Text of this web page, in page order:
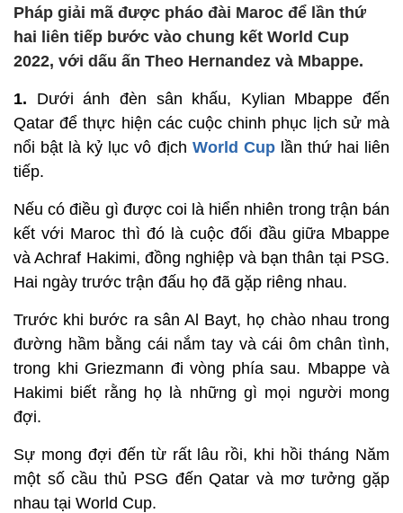
Pháp giải mã được pháo đài Maroc để lần thứ
hai liên tiếp bước vào chung kết World Cup
2022, với dấu ấn Theo Hernandez và Mbappe.
1. Dưới ánh đèn sân khấu, Kylian Mbappe đến
Qatar để thực hiện các cuộc chinh phục lịch sử mà
nổi bật là kỷ lục vô địch World Cuplần thứ hai liên
tiếp.
Nếu có điều gì được coi là hiển nhiên trong trận bán
kết với Maroc thì đó là cuộc đối đầu giữa Mbappe
và Achraf Hakimi, đồng nghiệp và bạn thân tại PSG.
Hai ngày trước trận đấu họ đã gặp riêng nhau.
Trước khi bước ra sân Al Bayt, họ chào nhau trong
đường hầm bằng cái nắm tay và cái ôm chân tình,
trong khi Griezmann đi vòng phía sau. Mbappe và
Hakimi biết rằng họ là những gì mọi người mong
đợi.
Sự mong đợi đến từ rất lâu rồi, khi hồi tháng Năm
một số cầu thủ PSG đến Qatar và mơ tưởng gặp
nhau tại World Cup.